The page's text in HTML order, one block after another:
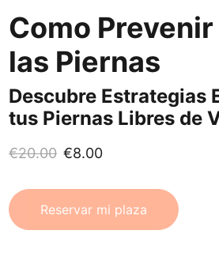
Como
las Piernas
Descubre Estrategias
tus Piernas Libres de
€20.00 €8.00
Reservar mi plaza